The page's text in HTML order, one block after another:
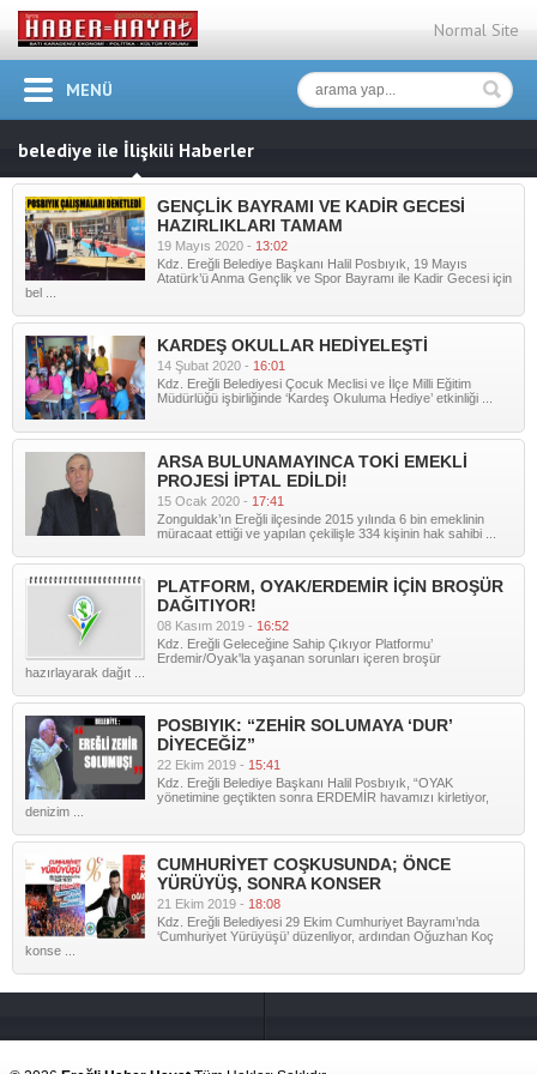
Normal Site
MENÜ
belediye ile İlişkili Haberler
GENÇLİK BAYRAMI VE KADİR GECESİ
HAZIRLIKLARI TAMAM
19 Mayıs 2020 - 13:02
Kdz. Ereğli Belediye Başkanı Halil Posbıyık, 19 Mayıs
Atatürk’ü Anma Gençlik ve Spor Bayramı ile Kadir Gecesi için
bel ...
KARDEŞ OKULLAR HEDİYELEŞTİ
14 Şubat 2020 - 16:01
Kdz. Ereğli Belediyesi Çocuk Meclisi ve İlçe Milli Eğitim
Müdürlüğü işbirliğinde ‘Kardeş Okuluma Hediye’ etkinliği ...
ARSA BULUNAMAYINCA TOKİ EMEKLİ
PROJESİ İPTAL EDİLDİ!
15 Ocak 2020 - 17:41
Zonguldak’ın Ereğli ilçesinde 2015 yılında 6 bin emeklinin
müracaat ettiği ve yapılan çekilişle 334 kişinin hak sahibi ...
PLATFORM, OYAK/ERDEMİR İÇİN BROŞÜR
DAĞITIYOR!
08 Kasım 2019 - 16:52
Kdz. Ereğli Geleceğine Sahip Çıkıyor Platformu’
Erdemir/Oyak'la yaşanan sorunları içeren broşür
hazırlayarak dağıt ...
POSBIYIK: “ZEHİR SOLUMAYA ‘DUR’
DİYECEĞİZ”
22 Ekim 2019 - 15:41
Kdz. Ereğli Belediye Başkanı Halil Posbıyık, “OYAK
yönetimine geçtikten sonra ERDEMİR havamızı kirletiyor,
denizim ...
CUMHURİYET COŞKUSUNDA; ÖNCE
YÜRÜYÜŞ, SONRA KONSER
21 Ekim 2019 - 18:08
Kdz. Ereğli Belediyesi 29 Ekim Cumhuriyet Bayramı’nda
‘Cumhuriyet Yürüyüşü’ düzenliyor, ardından Oğuzhan Koç
konse ...